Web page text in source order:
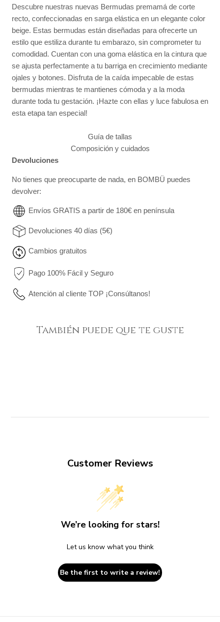
Descubre nuestras nuevas Bermudas premamá de corte
recto, confeccionadas en sarga elástica en un elegante color
beige. Estas bermudas están diseñadas para ofrecerte un
estilo que estiliza durante tu embarazo, sin comprometer tu
comodidad. Cuentan con una goma elástica en la cintura que
se ajusta perfectamente a tu barriga en crecimiento mediante
ojales y botones. Disfruta de la caída impecable de estas
bermudas mientras te mantienes cómoda y a la moda
durante toda tu gestación. ¡Hazte con ellas y luce fabulosa en
esta etapa tan especial!
Guía de tallas
Composición y cuidados
Devoluciones
No tienes que preocuparte de nada, en BOMBÜ puedes
devolver:
Envíos GRATIS a partir de 180€ en península
Devoluciones 40 días (5€)
Cambios gratuitos
Pago 100% Fácil y Seguro
Atención al cliente TOP ¡Consúltanos!
También puede que te guste
Customer Reviews
We’re looking for stars!
Let us know what you think
Be the first to write a review!